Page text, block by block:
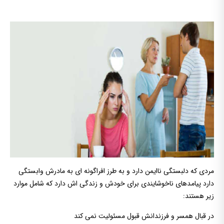
مردی که دلبستگی ناایمن دارد و به طرز افراگونه ای به مادرش وابستگی
دارد پیامدهای ناخوشایندی برای خودش و زندگی اش دارد که شامل موارد
زیر هستند:
در قبال همسر و فرزندانش قبول مسئولیت نمی کند